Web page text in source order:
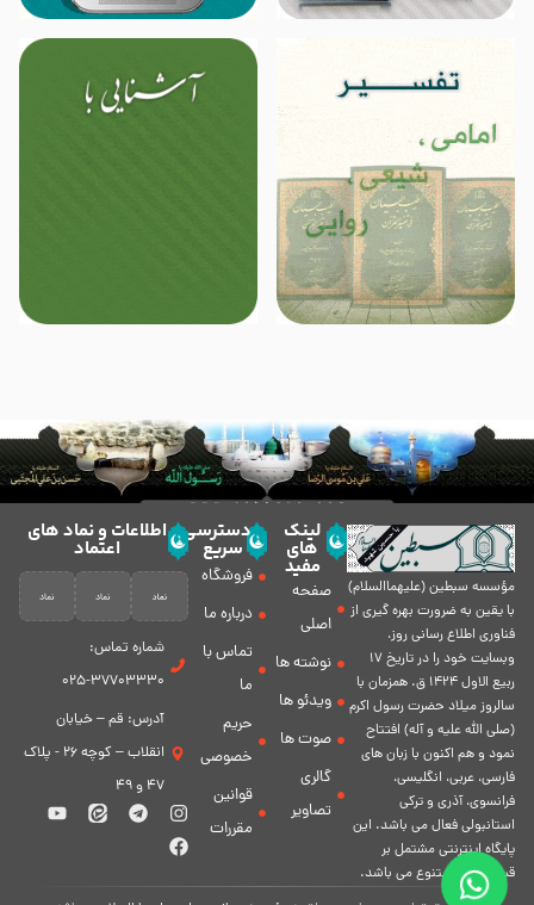
مؤسسه سبطين (عليهماالسلام)
با يقين به ضرورت بهره گیرى از
فناورى اطلاع رسانى روز،
وبسایت خود را در تاريخ 17
ربيع الاول 1424 ق. همزمان با
سالروز ميلاد حضرت رسول اكرم
(صلی الله علیه و آله) افتتاح
نمود و هم اكنون با زبان های
فارسی، عربى، انگلیسی،
فرانسوی، آذری و ترکی
استانبولی فعال مى باشد. اين
پايگاه اينترنتى مشتمل بر
قسمت هاى متنوع مى باشد.
لینک
های
مفید
صفحه
اصلی
نوشته ها
ویدئو ها
صوت ها
گالری
تصاویر
دسترسی
سریع
فروشگاه
درباره ما
تماس با
ما
حریم
خصوصی
قوانین
مقررات
اطلاعات و نماد های
اعتماد
شماره تماس:
37703330-025
آدرس: قم – خیابان
انقلاب – کوچه 26 - پلاک
47 و 49